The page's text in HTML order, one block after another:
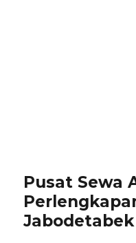
Pusat Sewa
Jabodetabek